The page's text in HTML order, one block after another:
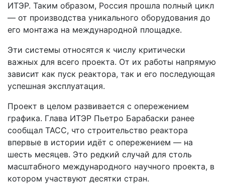
ИТЭР. Таким образом, Россия прошла полный цикл
— от производства уникального оборудования до
его монтажа на международной площадке.
Эти системы относятся к числу критически
важных для всего проекта. От их работы напрямую
зависит как пуск реактора, так и его последующая
успешная эксплуатация.
Проект в целом развивается с опережением
графика. Глава ИТЭР Пьетро Барабаски ранее
сообщал ТАСС, что строительство реактора
впервые в истории идёт с опережением — на
шесть месяцев. Это редкий случай для столь
масштабного международного научного проекта, в
котором участвуют десятки стран.